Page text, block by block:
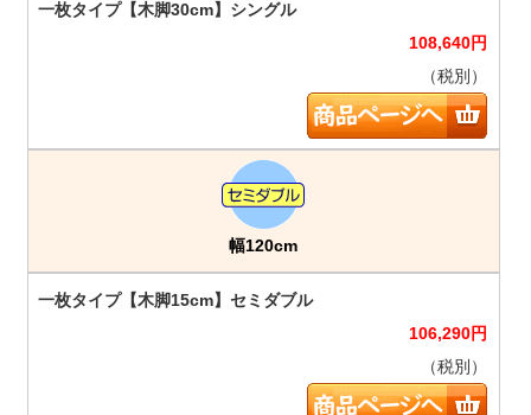
108,640円
（税別）
幅120cm
106,290円
（税別）